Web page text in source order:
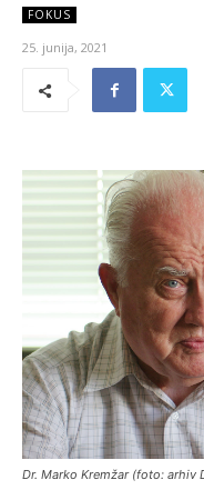
FOKUS
25. junija, 2021
Dr. Marko Kremžar (foto: arhiv